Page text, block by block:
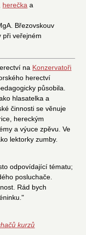
herečka a
Březovskouv
při veřejném
na Konzervatoři
herectví
působila.
hlasatelka a
činnosti se věnuje
hereckým
a výuce zpěvu. Ve
lektorky zumby.
odpovídající tématu;
posluchače.
Rád bych
tréninku."
kurzů